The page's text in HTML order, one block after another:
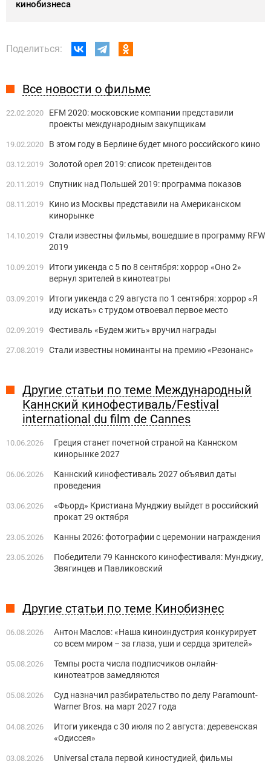
кинобизнеса
Поделиться:
Все новости о фильме
22.02.2020
EFM 2020: московские компании представили
проекты международным закупщикам
19.02.2020 В этом году в Берлине будет много российского кино
03.12.2019 Золотой орел 2019: список претендентов
20.11.2019 Спутник над Польшей 2019: программа показов
08.11.2019
Кино из Москвы представили на Американском
кинорынке
14.10.2019 Стали известны фильмы, вошедшие в программу RFW
2019
10.09.2019
Итоги уикенда с 5 по 8 сентября: хоррор «Оно 2»
вернул зрителей в кинотеатры
03.09.2019
Итоги уикенда с 29 августа по 1 сентября: хоррор «Я
иду искать» с трудом отвоевал первое место
02.09.2019 Фестиваль «Будем жить» вручил награды
27.08.2019 Стали известны номинанты на премию «Резонанс»
Другие статьи по теме Международный
Каннский кинофестиваль/Festival
international du film de Cannes
10.06.2026
Греция станет ​​почетной страной на Каннском
кинорынке 2027
06.06.2026
Каннский кинофестиваль 2027 объявил даты
проведения
03.06.2026
«Фьорд» Кристиана Мунджиу выйдет в российский
прокат 29 октября
23.05.2026 Канны 2026: фотографии с церемонии награждения
23.05.2026
Победители 79 Каннского кинофестиваля: Мунджиу,
Звягинцев и Павликовский
Другие статьи по теме Кинобизнес
06.08.2026
Антон Маслов: «Наша киноиндустрия конкурирует
со всем миром – за глаза, уши и сердца зрителей»
05.08.2026
Темпы роста числа подписчиков онлайн-
кинотеатров замедляются
05.08.2026
Суд назначил разбирательство по делу Paramount-
Warner Bros. на март 2027 года
04.08.2026
Итоги уикенда с 30 июля по 2 августа: деревенская
«Одиссея»
03.08.2026
Universal стала первой киностудией, фильмы